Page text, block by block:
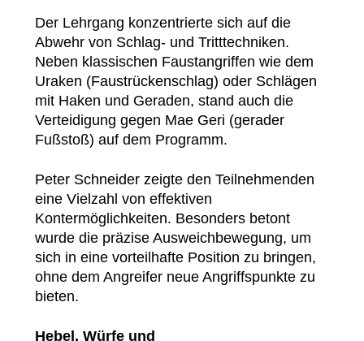
Der Lehrgang konzentrierte sich auf die
Abwehr von Schlag- und Tritttechniken.
Neben klassischen Faustangriffen wie dem
Uraken (Faustrückenschlag) oder Schlägen
mit Haken und Geraden, stand auch die
Verteidigung gegen Mae Geri (gerader
Fußstoß) auf dem Programm.
Peter Schneider zeigte den Teilnehmenden
eine Vielzahl von effektiven
Kontermöglichkeiten. Besonders betont
wurde die präzise Ausweichbewegung, um
sich in eine vorteilhafte Position zu bringen,
ohne dem Angreifer neue Angriffspunkte zu
bieten.
Hebel, Würfe und